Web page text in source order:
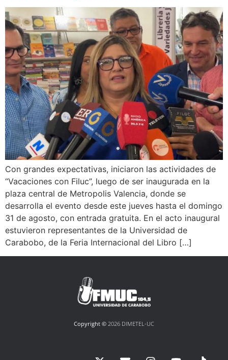
Con grandes expectativas, iniciaron las actividades de
“Vacaciones con Filuc”, luego de ser inaugurada en la
plaza central de Metropolis Valencia, donde se
desarrolla el evento desde este jueves hasta el domingo
31 de agosto, con entrada gratuita. En el acto inaugural
estuvieron representantes de la Universidad de
Carabobo, de la Feria Internacional del Libro […]
Copyright © 2026 DIMETEL-UC